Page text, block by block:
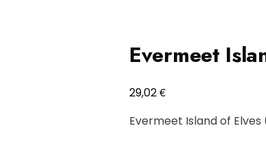
Evermeet
29,02€
Evermeet Island of